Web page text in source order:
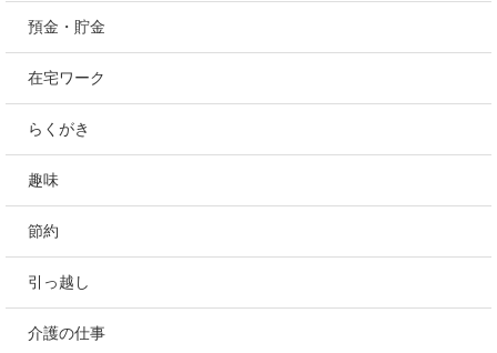
預金・貯金
在宅ワーク
らくがき
趣味
節約
引っ越し
介護の仕事